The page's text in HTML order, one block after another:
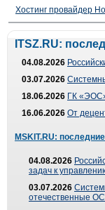
Хостинг провайдер
ITSZ.RU:
04.08.2026
03.07.2026
18.06.2026 ГК
16.06.2026 От
MSKIT.RU:
04.08.2026
задач к
03.07.2026
отечественные